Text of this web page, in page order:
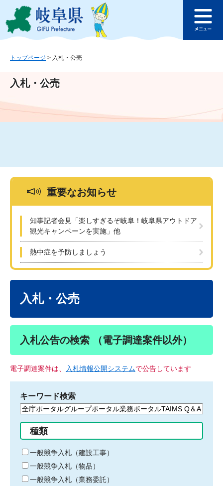
ジ
ュ
文
このページの本文へ
ュ
トップページ > 入札・公売
入札・公売
重要なお知らせ
知事記者会見「楽しすぎるぞ岐阜！岐阜県アウトドア
観光キャンペーンを実施」他
熱中症を予防しましょう
入札・公売
入札公告の検索 （電子調達案件以外）
電子調達案件は、 入札情報公開システムで公告しています
キーワード検索
検
る
キ
ー
ワ
ー
種類
一般競争入札（建設工事）
一般競争入札（物品）
一般競争入札（業務委託）